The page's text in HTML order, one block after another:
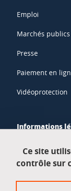
Emploi
Marchés publics
Presse
Paiement en
Vidéoprotection
Informations
Données
Crédits
Ce site
contrôle sur